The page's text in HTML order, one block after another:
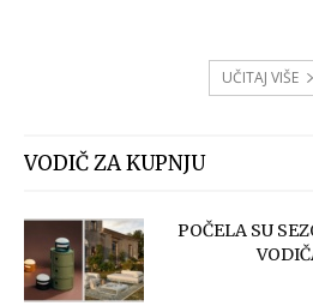
UČITAJ VIŠE
VODIČ ZA KUPNJU
POČELA SU